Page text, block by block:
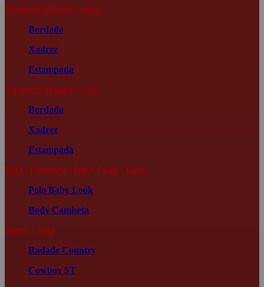
Camisete Manga Longa
Bordada
Xadrez
Estampada
Camisete Manga Curta
Bordada
Xadrez
Estampada
Polo | Camiseta | Baby Look | Body
Polo Baby Look
Body Camiseta
Shorts | Saia
Radade Country
Cowboy ST